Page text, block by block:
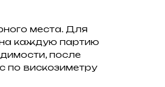
места. Для
на каждую партию
после
по вискозиметру